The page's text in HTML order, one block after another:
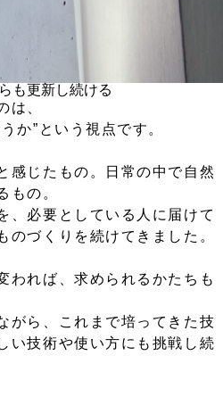
も更新し続ける
は、
か”という視点です。
感じたもの。日常の中で自然
もの。
、必要としている人に届けて
のづくりを続けてきました。
われば、求められるかたちも
がら、これまで培ってきた技
い技術や使い方にも挑戦し続